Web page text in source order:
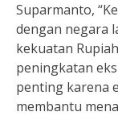
Suparmanto,
dengan negara
kekuatan
peningkatan
penting karena
membantu